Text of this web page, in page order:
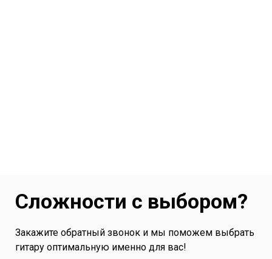
Сложности с выбором?
Закажите обратный звонок и мы поможем выбрать
гитару оптимальную именно для вас!